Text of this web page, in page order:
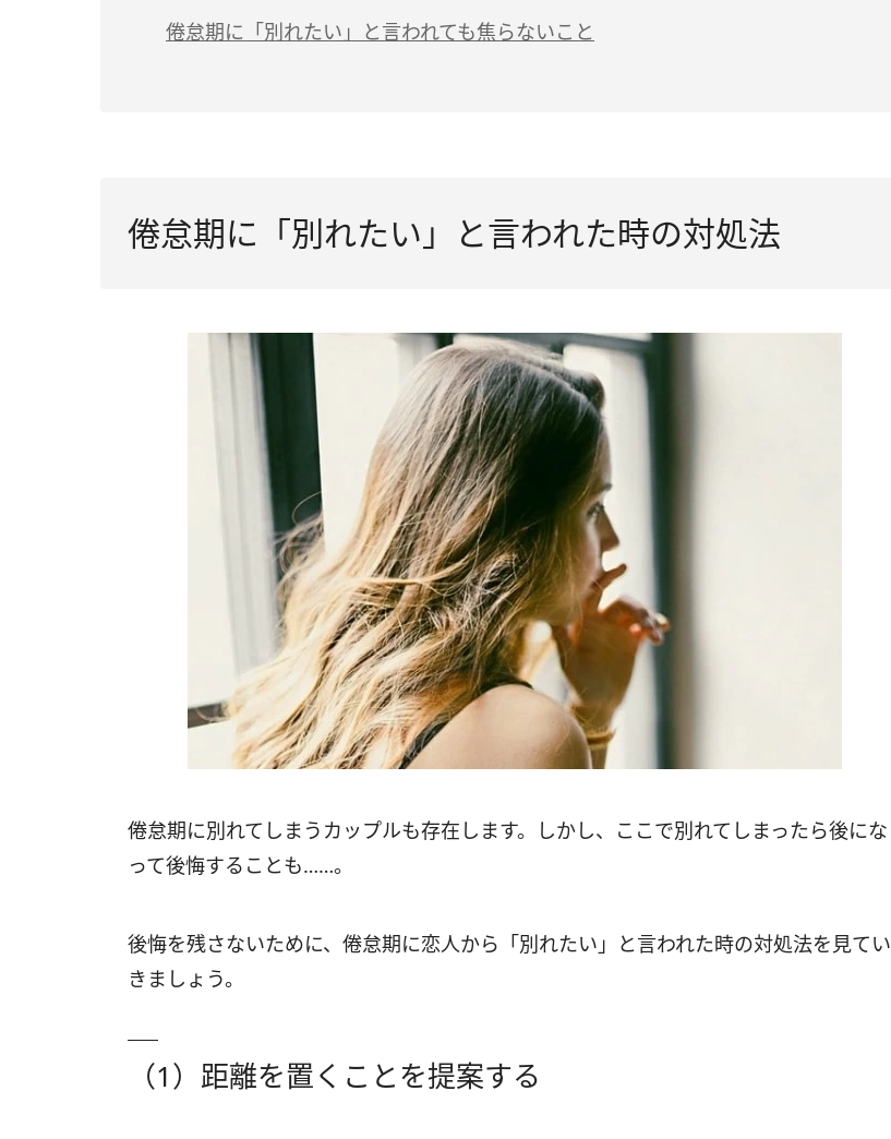
倦怠期に「別れたい」と言われても焦らないこと
倦怠期に「別れたい」と言われた時の対処法
倦怠期に別れてしまうカップルも存在します。しかし、ここで別れてしまったら後にな
って後悔することも……。
後悔を残さないために、倦怠期に恋人から「別れたい」と言われた時の対処法を見てい
きましょう。
（1）距離を置くことを提案する